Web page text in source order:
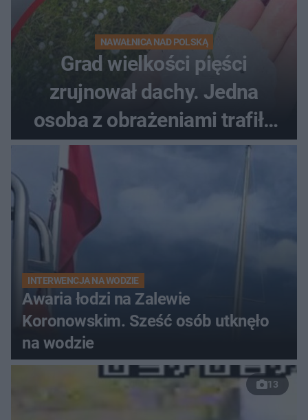
NAWAŁNICA NAD POLSKĄ
Grad wielkości pięści
zrujnował dachy. Jedna
osoba z obrażeniami trafiła
do szpitala
INTERWENCJA NA WODZIE
Awaria łodzi na Zalewie
Koronowskim. Sześć osób utknęło
na wodzie
13